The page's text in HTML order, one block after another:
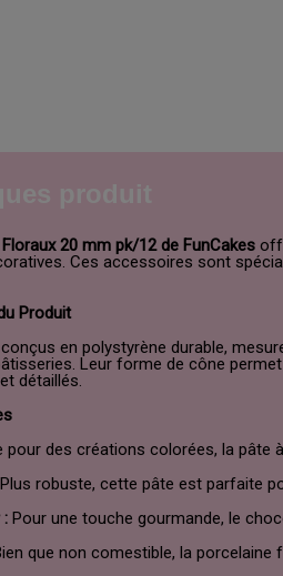
20 mm pk/12 de FunCakes
Ces accessoires sont
Produit
en polystyrène durable,
Leur forme de cône
détaillés.
pour des créations colorées, la
Plus robuste, cette pâte est parfaite
: Pour une touche gourmande, le
que non comestible, la